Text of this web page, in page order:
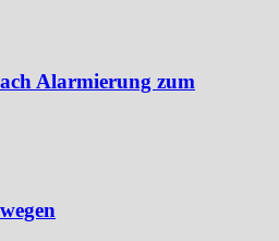
Alarmierung zum